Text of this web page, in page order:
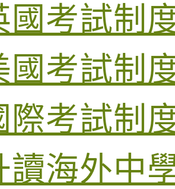
國考試制
國考試制
際考試制
讀海外中